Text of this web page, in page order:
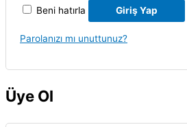
Beni hatırla Giriş Yap
Parolanızı mı unuttunuz?
Üye Ol